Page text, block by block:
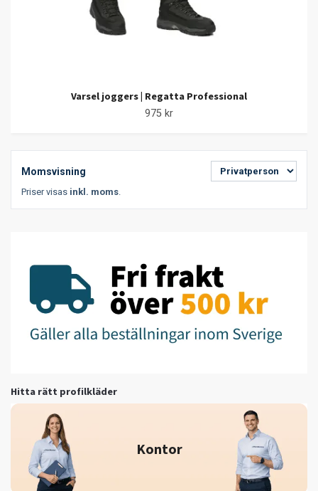
Momsvisning
Priser visas inkl. moms.
Hitta rätt profilkläder
Kontor
Varsel joggers | Regatta Professional
975 kr